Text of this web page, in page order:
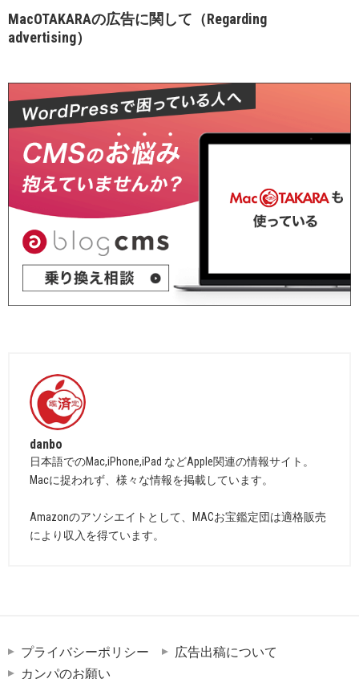
MacOTAKARAの広告に関して（Regarding
advertising）
danbo
日本語でのMac,iPhone,iPad などApple関連の情報サイト。
Macに捉われず、様々な情報を掲載しています。
Amazonのアソシエイトとして、MACお宝鑑定団は適格販売
により収入を得ています。
プライバシーポリシー
広告出稿について
カンパのお願い